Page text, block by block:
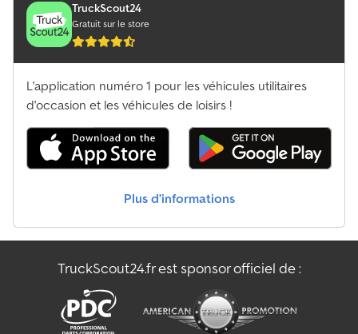
TruckScout24
Gratuit sur le store
L'application numéro 1 pour les véhicules utilitaires
d'occasion et les véhicules de loisirs !
Plus d’informations
TruckScout24.fr est sponsor officiel de :